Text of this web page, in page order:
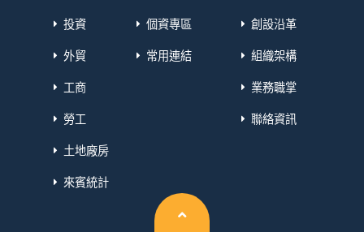
投資
外貿
工商
勞工
土地廠房
來賓統計
個資專區
常用連結
創設沿革
組織架構
業務職掌
聯絡資訊